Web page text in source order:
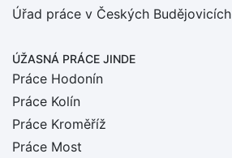
Úřad práce v Českých Budějovicích
ÚŽASNÁ PRÁCE JINDE
Práce Hodonín
Práce Kolín
Práce Kroměříž
Práce Most